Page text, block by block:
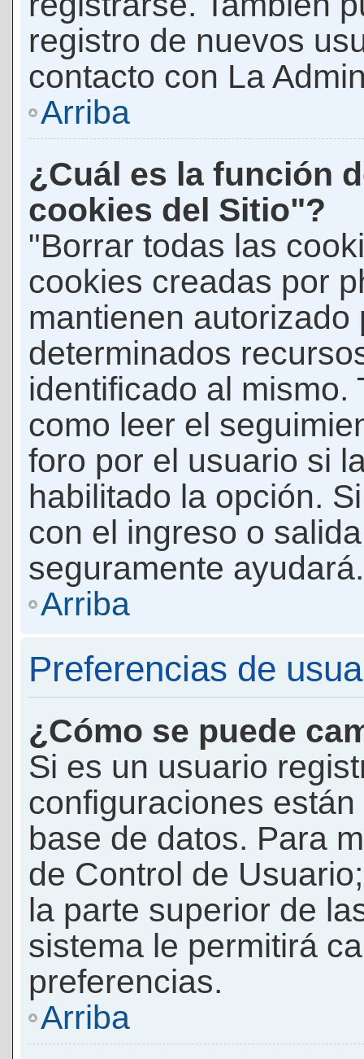
registro de nuevos
contacto con La
Arriba
¿Cuál es la función
cookies del Sitio"?
"Borrar todas las
cookies creadas por
mantienen autorizado
determinados
identificado al mismo.
como leer el
foro por el usuario si
habilitado la opción.
con el ingreso o
seguramente ayudará.
Arriba
Preferencias de
¿Cómo se puede
Si es un usuario
configuraciones
base de datos. Para
de Control de
la parte superior de
sistema le permitirá
preferencias.
Arriba